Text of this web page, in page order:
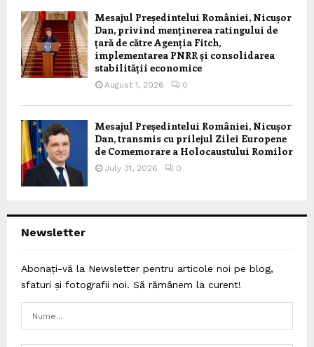
Mesajul Președintelui României, Nicușor
Dan, privind menținerea ratingului de
țară de către Agenția Fitch,
implementarea PNRR și consolidarea
stabilității economice
August 1, 2026 0
Mesajul Președintelui României, Nicușor
Dan, transmis cu prilejul Zilei Europene
de Comemorare a Holocaustului Romilor
July 31, 2026 0
Newsletter
Abonați-vă la Newsletter pentru articole noi pe blog,
sfaturi și fotografii noi. Să rămânem la curent!